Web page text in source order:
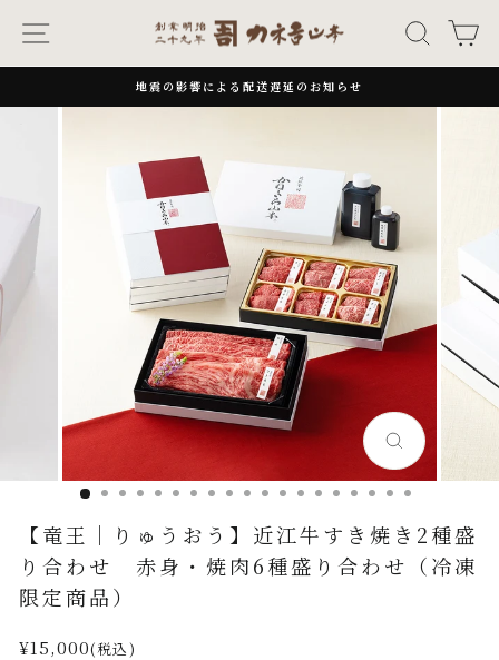
ナビゲーション キーワ
一
停
地震の影響による配送遅延のお知らせ
閉
じ
る
【竜王｜りゅうおう】近江牛すき焼き2種盛
り合わせ 赤身・焼肉6種盛り合わせ（冷凍
限定商品）
通
¥15,000(税込)